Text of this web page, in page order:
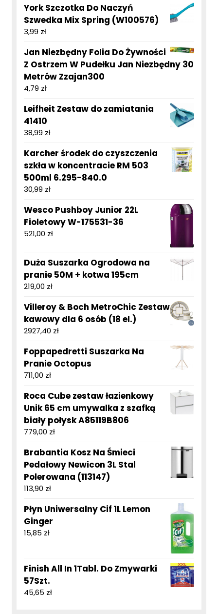
York Szczotka Do Naczyń
Szwedka Mix Spring (W100576)
3,99 zł
Jan Niezbędny Folia Do Żywności
Z Ostrzem W Pudełku Jan Niezbędny 30
Metrów Zzajan300
4,79 zł
Leifheit Zestaw do zamiatania
41410
38,99 zł
Karcher środek do czyszczenia
szkła w koncentracie RM 503
500ml 6.295-840.0
30,99 zł
Wesco Pushboy Junior 22L
Fioletowy W-175531-36
521,00 zł
Duża Suszarka Ogrodowa na
pranie 50M + kotwa 195cm
219,00 zł
Villeroy & Boch MetroChic Zestaw
kawowy dla 6 osób (18 el.)
2927,40 zł
Foppapedretti Suszarka Na
Pranie Octopus
711,00 zł
Roca Cube zestaw łazienkowy
Unik 65 cm umywalka z szafką
biały połysk A85119B806
779,00 zł
Brabantia Kosz Na Śmieci
Pedałowy Newicon 3L Stal
Polerowana (113147)
113,90 zł
Płyn Uniwersalny Cif 1L Lemon
Ginger
15,85 zł
Finish All In 1Tabl. Do Zmywarki
57Szt.
45,65 zł